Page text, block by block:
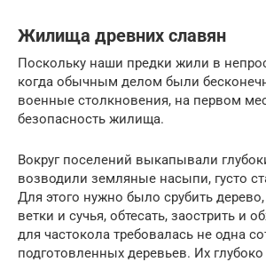
Жилища древних славян
Поскольку наши предки жили в
когда обычным делом были
военные столкновения, на первом
безопасность жилища.
Вокруг поселений выкапывали
возводили земляные насыпи, густо
Для этого нужно было срубить дерево,
ветки и сучья, обтесать, заострить и
для частокола требовалась не одна
подготовленных деревьев. Их